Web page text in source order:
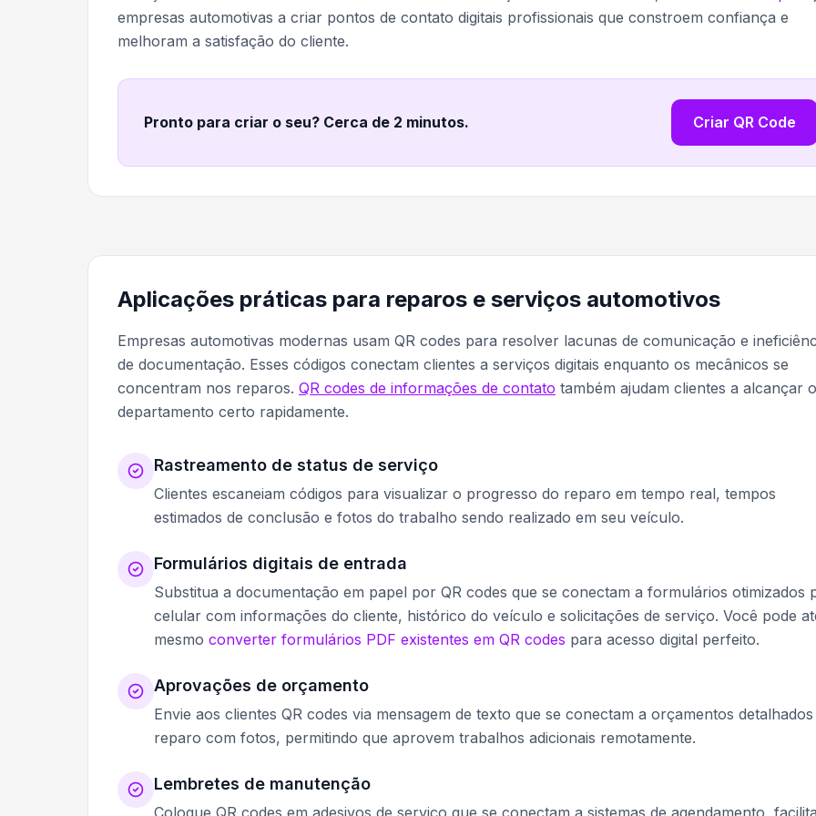
empresas automotivas a criar pontos de contato digitais profissionais que constroem confiança e
melhoram a satisfação do cliente.
Pronto para criar o seu? Cerca de 2 minutos. Criar QR Code
Aplicações práticas para reparos e serviços automotivos
Empresas automotivas modernas usam QR codes para resolver lacunas de comunicação e
de documentação. Esses códigos conectam clientes a serviços digitais enquanto os mecânicos se
concentram nos reparos. QR codes de informações de contato também ajudam clientes a alcançar o
departamento certo rapidamente.
Rastreamento de status de serviço
Clientes escaneiam códigos para visualizar o progresso do reparo em tempo real, tempos
estimados de conclusão e fotos do trabalho sendo realizado em seu veículo.
Formulários digitais de entrada
Substitua a documentação em papel por QR codes que se conectam a formulários otimizados
celular com informações do cliente, histórico do veículo e solicitações de serviço. Você pode
mesmo converter formulários PDF existentes em QR codes para acesso digital perfeito.
Aprovações de orçamento
Envie aos clientes QR codes via mensagem de texto que se conectam a orçamentos detalhados
reparo com fotos, permitindo que aprovem trabalhos adicionais remotamente.
Lembretes de manutenção